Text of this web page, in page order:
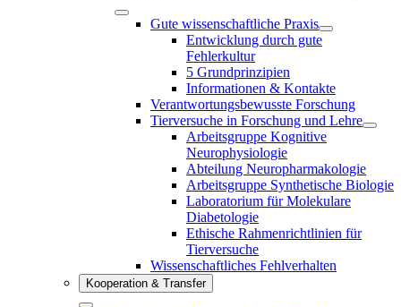
Gute wissenschaftliche Praxis
Entwicklung durch gute
Fehlerkultur
5 Grundprinzipien
Informationen & Kontakte
Verantwortungsbewusste Forschung
Tierversuche in Forschung und Lehre
Arbeitsgruppe Kognitive
Neurophysiologie
Abteilung Neuropharmakologie
Arbeitsgruppe Synthetische Biologie
Laboratorium für Molekulare
Diabetologie
Ethische Rahmenrichtlinien für
Tierversuche
Wissenschaftliches Fehlverhalten
Kooperation & Transfer